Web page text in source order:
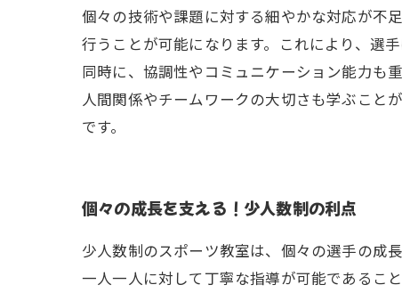
個々の技術や課題に対する細やかな対応が不
行うことが可能になります。これにより、選
同時に、協調性やコミュニケーション能力も
人間関係やチームワークの大切さも学ぶこと
です。
個々の成長を支える！少人数制の利点
少人数制のスポーツ教室は、個々の選手の成
一人一人に対して丁寧な指導が可能であるこ